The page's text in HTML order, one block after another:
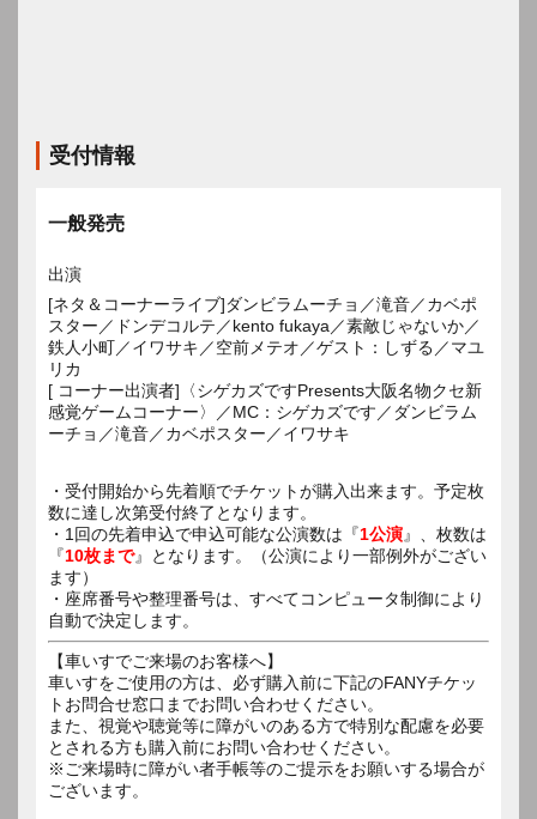
受付情報
一般発売
出演
[ネタ＆コーナーライブ]ダンビラムーチョ／滝音／カベポ
スター／ドンデコルテ／kento fukaya／素敵じゃないか／
鉄人小町／イワサキ／空前メテオ／ゲスト：しずる／マユ
リカ
[ コーナー出演者]〈シゲカズですPresents大阪名物クセ新
感覚ゲームコーナー〉／MC：シゲカズです／ダンビラム
ーチョ／滝音／カベポスター／イワサキ
・受付開始から先着順でチケットが購入出来ます。予定枚
数に達し次第受付終了となります。
・1回の先着申込で申込可能な公演数は『1公演』、枚数は
『10枚まで』となります。（公演により一部例外がござい
ます）
・座席番号や整理番号は、すべてコンピュータ制御により
自動で決定します。
【車いすでご来場のお客様へ】
車いすをご使用の方は、必ず購入前に下記のFANYチケッ
トお問合せ窓口までお問い合わせください。
また、視覚や聴覚等に障がいのある方で特別な配慮を必要
とされる方も購入前にお問い合わせください。
※ご来場時に障がい者手帳等のご提示をお願いする場合が
ございます。